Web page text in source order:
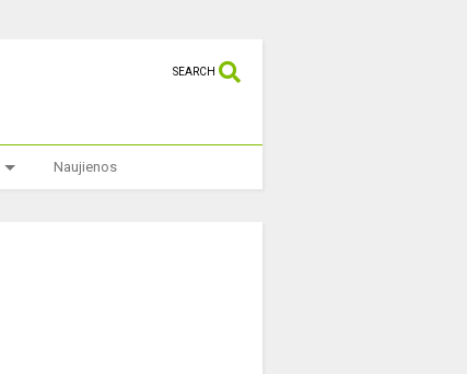
SEARCH
Naujienos